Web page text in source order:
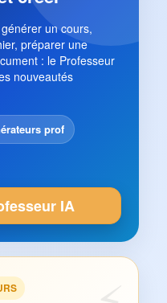
un cours,
préparer une
: le Professeur
nouveautés
prof
IA